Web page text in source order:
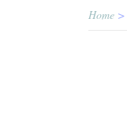
Home >